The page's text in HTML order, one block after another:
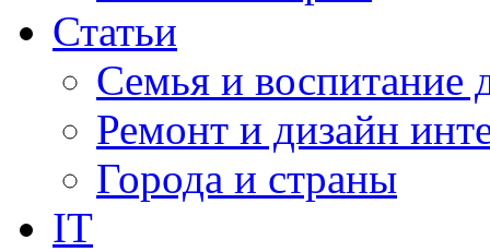
Статьи
Семья и воспитание
Ремонт и дизайн
Города и страны
IT